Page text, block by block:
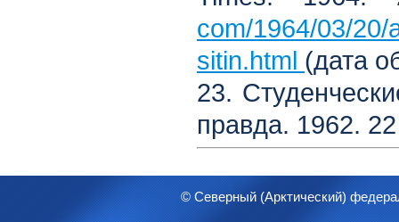
com/1964/03/
sitin.html (дата
23.
правда. 1962.
© Северный (Арктический)